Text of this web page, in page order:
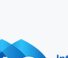
Ir al sitio web